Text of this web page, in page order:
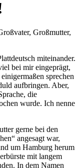
Großmutter,
miteinander.
bei mir eingeprägt,
sprechen
aufbringen. Aber,
die
wurde. Ich nenne
gerne bei den
angesagt war,
um Hamburg herum
mit langem
In dem Namen